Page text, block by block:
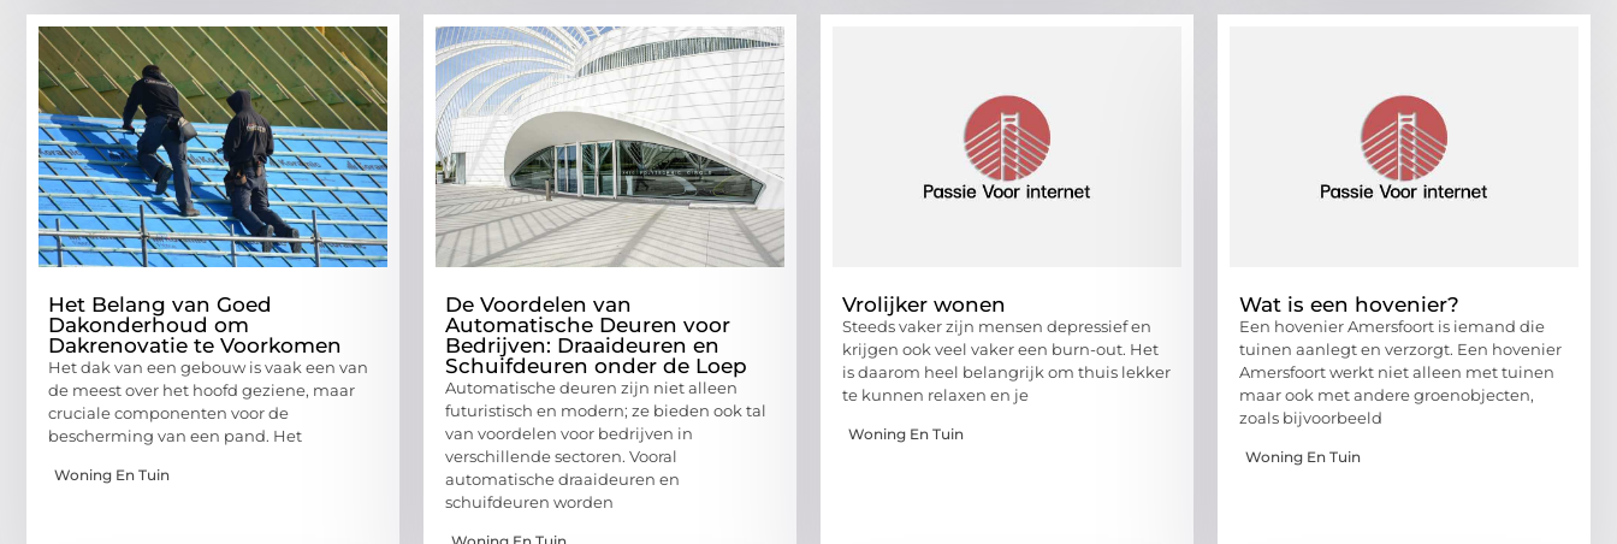
Het Belang van Goed
Dakonderhoud om
Dakrenovatie te Voorkomen
Het dak van een gebouw is vaak een van
de meest over het hoofd geziene, maar
cruciale componenten voor de
bescherming van een pand. Het
Woning En Tuin
De Voordelen van
Automatische Deuren voor
Bedrijven: Draaideuren en
Schuifdeuren onder de Loep
Automatische deuren zijn niet alleen
futuristisch en modern; ze bieden ook tal
van voordelen voor bedrijven in
verschillende sectoren. Vooral
automatische draaideuren en
schuifdeuren worden
Vrolijker wonen
Steeds vaker zijn mensen depressief en
krijgen ook veel vaker een burn-out. Het
is daarom heel belangrijk om thuis lekker
te kunnen relaxen en je
Woning En Tuin
Wat is een hovenier?
Een hovenier Amersfoort is iemand die
tuinen aanlegt en verzorgt. Een hovenier
Amersfoort werkt niet alleen met tuinen
maar ook met andere groenobjecten,
zoals bijvoorbeeld
Woning En Tuin